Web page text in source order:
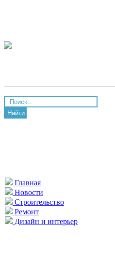
Найти
Главная
Новости
Строительство
Ремонт
Дизайн и интерьер